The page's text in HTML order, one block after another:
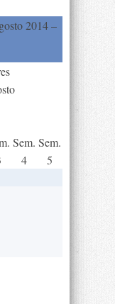
2014 –
Sem.
4
Sem.
5